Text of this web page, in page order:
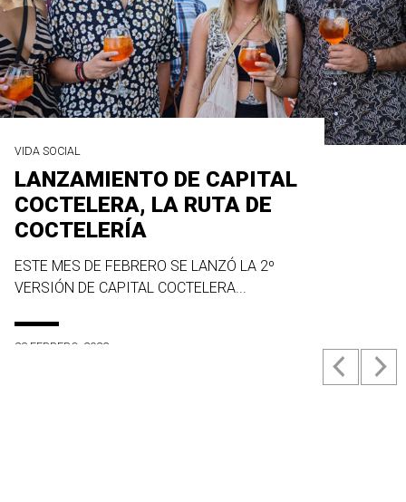
VIDA SOCIAL
LANZAMIENTO DE CAPITAL
COCTELERA, LA RUTA DE
COCTELERÍA
ESTE MES DE FEBRERO SE LANZÓ LA 2º
VERSIÓN DE CAPITAL COCTELERA...
23 FEBRERO, 2022